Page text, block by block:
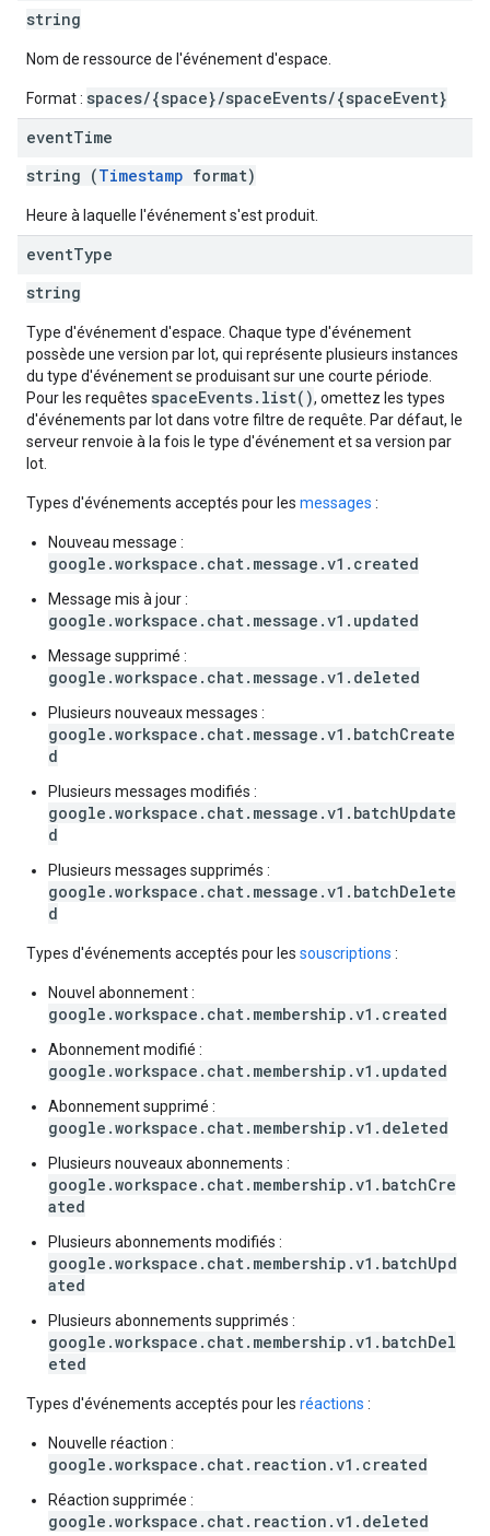
string
Nom de ressource de l'événement d'espace.
Format : spaces/{space}/spaceEvents/{spaceEvent}
eventTime
string (Timestamp format)
Heure à laquelle l'événement s'est produit.
eventType
string
Type d'événement d'espace. Chaque type d'événement
possède une version par lot, qui représente plusieurs instances
du type d'événement se produisant sur une courte période.
Pour les requêtes spaceEvents.list(), omettez les types
d'événements par lot dans votre filtre de requête. Par défaut, le
serveur renvoie à la fois le type d'événement et sa version par
lot.
Types d'événements acceptés pour les messages :
Nouveau message :
google.workspace.chat.message.v1.created
Message mis à jour :
google.workspace.chat.message.v1.updated
Message supprimé :
google.workspace.chat.message.v1.deleted
Plusieurs nouveaux messages :
google.workspace.chat.message.v1.batchCreate
d
Plusieurs messages modifiés :
google.workspace.chat.message.v1.batchUpdate
d
Plusieurs messages supprimés :
google.workspace.chat.message.v1.batchDelete
d
Types d'événements acceptés pour les souscriptions :
Nouvel abonnement :
google.workspace.chat.membership.v1.created
Abonnement modifié :
google.workspace.chat.membership.v1.updated
Abonnement supprimé :
google.workspace.chat.membership.v1.deleted
Plusieurs nouveaux abonnements :
google.workspace.chat.membership.v1.batchCre
ated
Plusieurs abonnements modifiés :
google.workspace.chat.membership.v1.batchUpd
ated
Plusieurs abonnements supprimés :
google.workspace.chat.membership.v1.batchDel
eted
Types d'événements acceptés pour les réactions :
Nouvelle réaction :
google.workspace.chat.reaction.v1.created
Réaction supprimée :
google.workspace.chat.reaction.v1.deleted